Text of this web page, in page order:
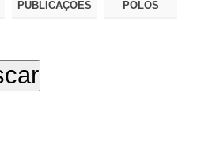
PUBLICAÇÕES POLOS